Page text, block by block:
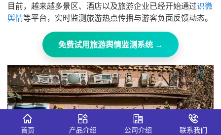
目前，越来越多景区、酒店以及旅游企业已经开始通过识微
舆情等平台，实时监测旅游热点传播与游客负面反馈动态。
免费试用旅游舆情监测系统 →
首页 产品介绍 公司介绍 联系我们